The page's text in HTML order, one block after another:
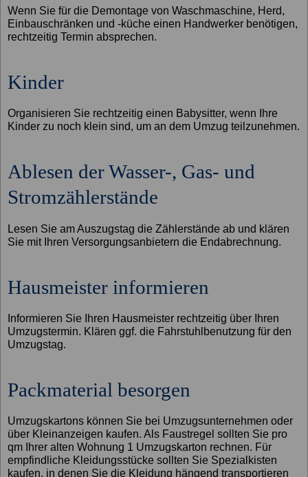
Wenn Sie für die Demontage von Waschmaschine, Herd,
Einbauschränken und -küche einen Handwerker benötigen,
rechtzeitig Termin absprechen.
Kinder
Organisieren Sie rechtzeitig einen Babysitter, wenn Ihre
Kinder zu noch klein sind, um an dem Umzug teilzunehmen.
Ablesen der Wasser-, Gas- und
Stromzählerstände
Lesen Sie am Auszugstag die Zählerstände ab und klären
Sie mit Ihren Versorgungsanbietern die Endabrechnung.
Hausmeister informieren
Informieren Sie Ihren Hausmeister rechtzeitig über Ihren
Umzugstermin. Klären ggf. die Fahrstuhlbenutzung für den
Umzugstag.
Packmaterial besorgen
Umzugskartons können Sie bei Umzugsunternehmen oder
über Kleinanzeigen kaufen. Als Faustregel sollten Sie pro
qm Ihrer alten Wohnung 1 Umzugskarton rechnen. Für
empfindliche Kleidungsstücke sollten Sie Spezialkisten
kaufen, in denen Sie die Kleidung hängend transportieren